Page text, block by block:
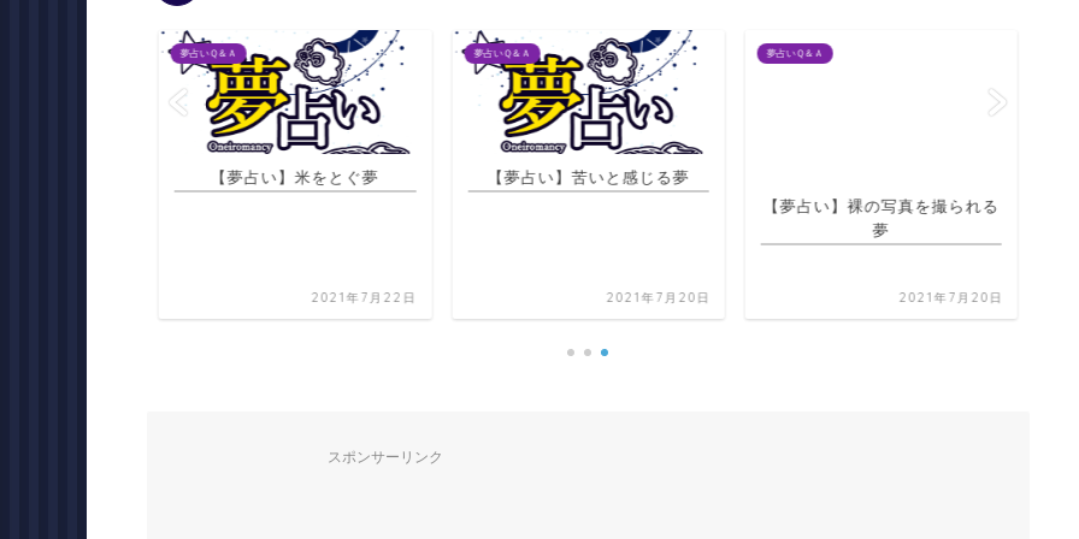
夢占いＱ＆Ａ
【夢占い】米をとぐ夢
2021年7月22日
夢占いＱ＆Ａ
【夢占い】苦いと感じる夢
2021年7月20日
夢占いＱ＆Ａ
夢
2021年7月20日
スポンサーリンク